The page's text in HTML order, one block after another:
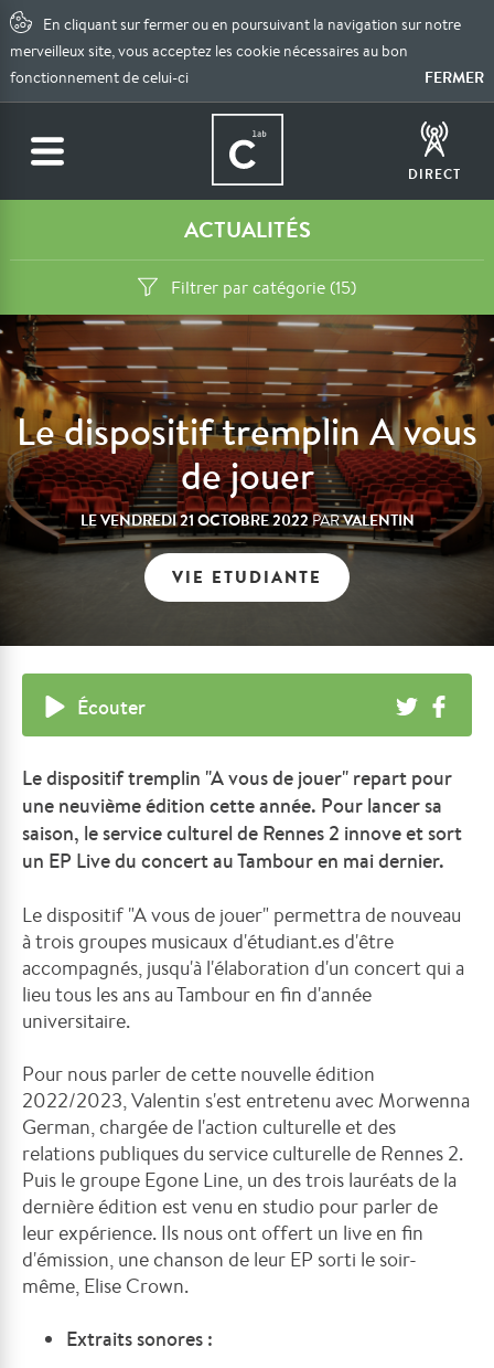
En cliquant sur fermer ou en poursuivant la navigation sur notre
merveilleux site, vous acceptez les cookie nécessaires au bon
fonctionnement de celui-ci
FERMER
DIRECT
ACTUALITÉS
Filtrer par catégorie (15)
Le dispositif tremplin A vous
de jouer
LEVENDREDI 21 OCTOBRE 2022PARVALENTIN
VIE ETUDIANTE
Écouter
Le dispositif tremplin "A vous de jouer" repart pour
une neuvième édition cette année. Pour lancer sa
saison, le service culturel de Rennes 2 innove et sort
un EP Live du concert au Tambour en mai dernier.
Le dispositif "A vous de jouer" permettra de nouveau
à trois groupes musicaux d'étudiant.es d'être
accompagnés, jusqu'à l'élaboration d'un concert qui a
lieu tous les ans au Tambour en fin d'année
universitaire.
Pour nous parler de cette nouvelle édition
2022/2023, Valentin s'est entretenu avec Morwenna
German, chargée de l'action culturelle et des
relations publiques du service culturelle de Rennes 2.
Puis le groupe Egone Line, un des trois lauréats de la
dernière édition est venu en studio pour parler de
leur expérience. Ils nous ont offert un live en fin
d'émission, une chanson de leur EP sorti le soir-
même, Elise Crown.
Extraits sonores :